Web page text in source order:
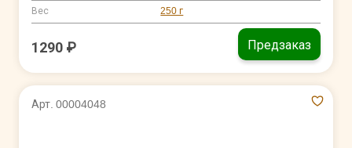
Вес 250 г
1290 ₽ Предзаказ
Арт. 00004048